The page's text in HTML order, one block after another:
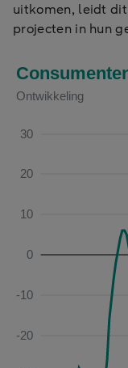
uitkomen, leidt
projecten in hun